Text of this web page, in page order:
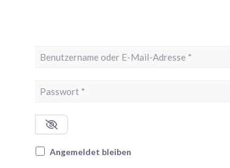
Benutzername oder E-Mail-Adresse
Passwort *
Angemeldet bleiben